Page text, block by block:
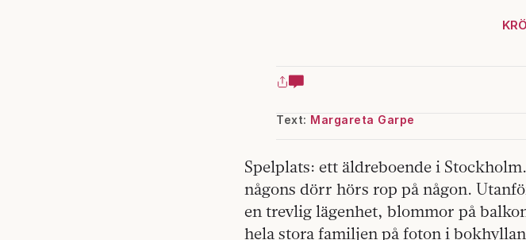
Text: Margareta Garpe
Spelplats: ett äldreboende i
någons dörr hörs rop på någon.
en trevlig lägenhet, blommor på
hela stora familjen på foton i